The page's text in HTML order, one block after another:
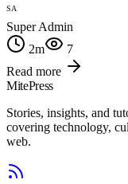
SA
Super Admin
2m
7
Read more
MitePress
Stories, insights, and
covering technology,
web.